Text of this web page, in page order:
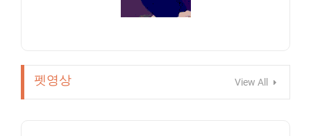
펫영상 View All